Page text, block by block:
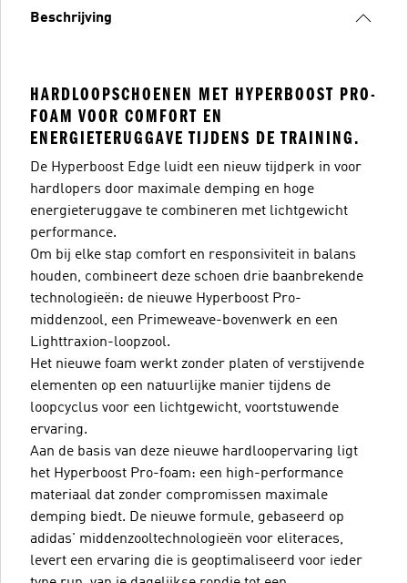
Beschrijving
HARDLOOPSCHOENEN MET HYPERBOOST PRO-
FOAM VOOR COMFORT EN
ENERGIETERUGGAVE TIJDENS DE TRAINING.
De Hyperboost Edge luidt een nieuw tijdperk in voor
hardlopers door maximale demping en hoge
energieteruggave te combineren met lichtgewicht
performance.
Om bij elke stap comfort en responsiviteit in balans
houden, combineert deze schoen drie baanbrekende
technologieën: de nieuwe Hyperboost Pro-
middenzool, een Primeweave-bovenwerk en een
Lighttraxion-loopzool.
Het nieuwe foam werkt zonder platen of verstijvende
elementen op een natuurlijke manier tijdens de
loopcyclus voor een lichtgewicht, voortstuwende
ervaring.
Aan de basis van deze nieuwe hardloopervaring ligt
het Hyperboost Pro-foam: een high-performance
materiaal dat zonder compromissen maximale
demping biedt. De nieuwe formule, gebaseerd op
adidas' middenzooltechnologieën voor eliteraces,
levert een ervaring die is geoptimaliseerd voor ieder